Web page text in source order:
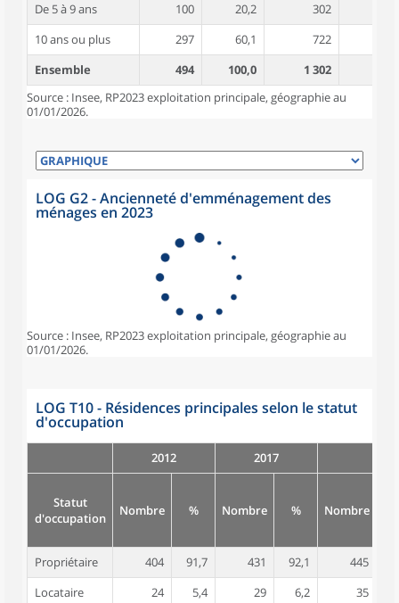
De 5 à 9 ans
100 20,2 302
10 ans ou plus
297 60,1 722
Ensemble
494 100,0 1 302
Source : Insee, RP2023 exploitation principale, géographie au
01/01/2026.
LOG G2 - Ancienneté d'emménagement des
ménages en 2023
Source : Insee, RP2023 exploitation principale, géographie au
01/01/2026.
LOG T10 - Résidences principales selon le statut
d'occupation
2012 2017
Statut
d'occupation
Nombre % Nombre % Nombre
Propriétaire 404 91,7 431 92,1 445
Locataire
24 5,4 29 6,2 35